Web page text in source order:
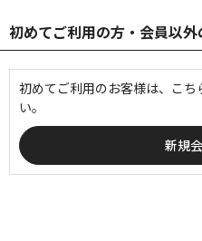
初めてご利用の方・会員以外
初めてご利用のお客様は、こ
い。